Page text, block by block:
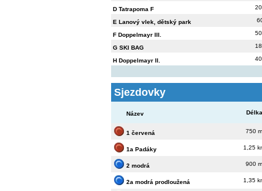
D Tatrapoma F
E Lanový vlek, dětský park
F Doppelmayr III.
G SKI BAG
H Doppelmayr II.
Sjezdovky
Název Délka
1 červená 750
1a Padáky 1,25
2 modrá 900
2a modrá prodloužená 1,35